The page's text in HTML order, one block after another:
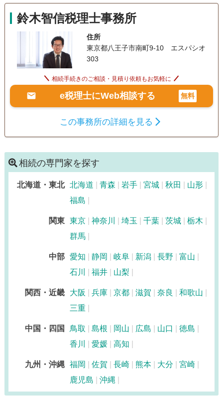
電話相談可 訪問可 女性スタッフ対応可
初回相談無料 18時以降相談可
鈴木智信税理士事務所
住所
東京都八王子市南町9-10 エスパシオ
303
相続手続きのご相談・見積り依頼もお気軽に
e税理士にWeb相談する 無料
この事務所の詳細を見る
相続の専門家を探す
北海道・東北 北海道 青森 岩手 宮城 秋田
山形
福島
関東 東京 神奈川 埼玉 千葉 茨城
栃木
群馬
中部 愛知 静岡 岐阜 新潟 長野
富山
石川
福井 山梨
関西・近畿 大阪 兵庫 京都 滋賀 奈良
和歌山
三重
中国・四国 鳥取 島根 岡山 広島 山口
徳島
香川
愛媛 高知
九州・沖縄 福岡 佐賀 長崎 熊本 大分
宮崎
鹿児島
沖縄